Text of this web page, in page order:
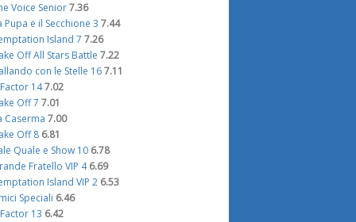
Voice Senior 7.36
Pupa e il Secchione 3 7.44
Island 7 7.26
Off All Stars Battle 7.22
con le Stelle 16 7.11
147.02
Off 7 7.01
Caserma 7.00
Off 8 6.81
Quale e Show 10 6.78
Fratello VIP 4 6.69
Island VIP 2 6.53
Speciali 6.46
13 6.42